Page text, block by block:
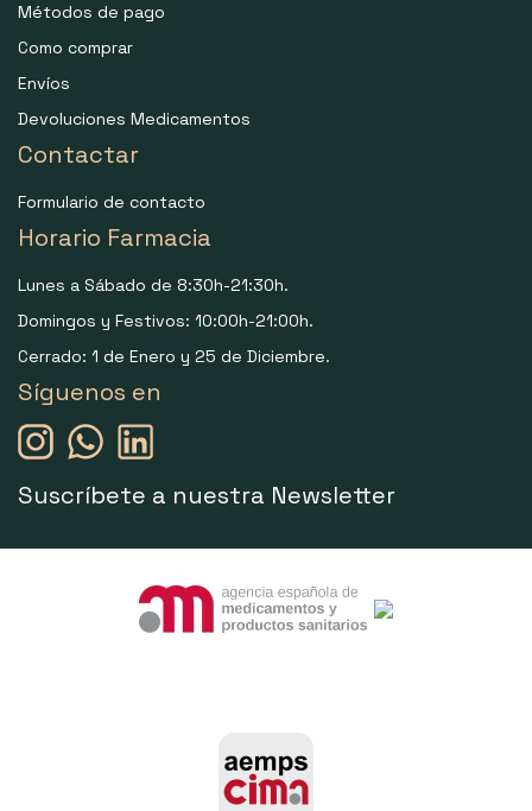
Métodos de pago
Como comprar
Envíos
Devoluciones Medicamentos
Contactar
Formulario de contacto
Horario Farmacia
Lunes a Sábado de 8:30h-21:30h.
Domingos y Festivos: 10:00h-21:00h.
Cerrado: 1 de Enero y 25 de Diciembre.
Síguenos en
Suscríbete a nuestra Newsletter